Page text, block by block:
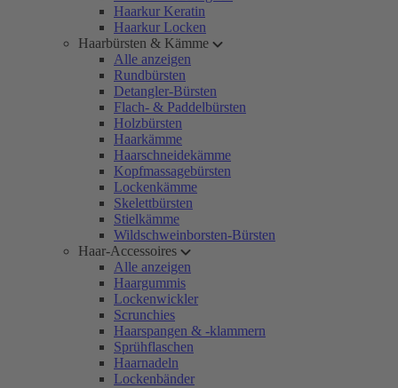
Haarkur Keratin
Haarkur Locken
Haarbürsten & Kämme
Alle anzeigen
Rundbürsten
Detangler-Bürsten
Flach- & Paddelbürsten
Holzbürsten
Haarkämme
Haarschneidekämme
Kopfmassagebürsten
Lockenkämme
Skelettbürsten
Stielkämme
Wildschweinborsten-Bürsten
Haar-Accessoires
Alle anzeigen
Haargummis
Lockenwickler
Scrunchies
Haarspangen & -klammern
Sprühflaschen
Haarnadeln
Lockenbänder